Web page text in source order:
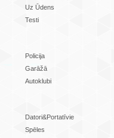
Uz Ūdens
Testi
Policija
Garāžā
Autoklubi
Datori&Portatīvie
Spēles